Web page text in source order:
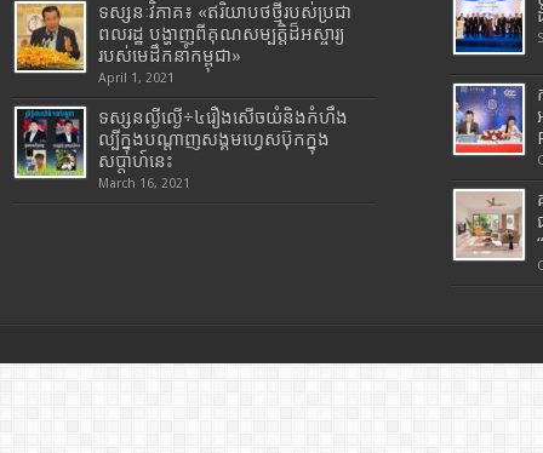
ទស្សនៈវិភាគ៖ «ឥរិយាបថថ្មីរបស់ប្រជា
ពលរដ្ឋ បង្ហាញពីគុណសម្បត្តិដ៏អស្ចារ្យ
របស់មេដឹកនាំកម្ពុជា»
April 1, 2021
ទស្សនល្ងីល្ងើ÷៤រឿងសើចយំនិងកំហឹង
ល្បីក្នុងបណ្តាញសង្គមហ្វេសប៊ុកក្នុង
សប្តាហ៍នេះ
March 16, 2021